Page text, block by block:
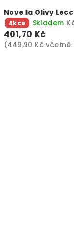
Novella Olivy
Akce Skladem
401,70 Kč
(449,90 Kč včetně